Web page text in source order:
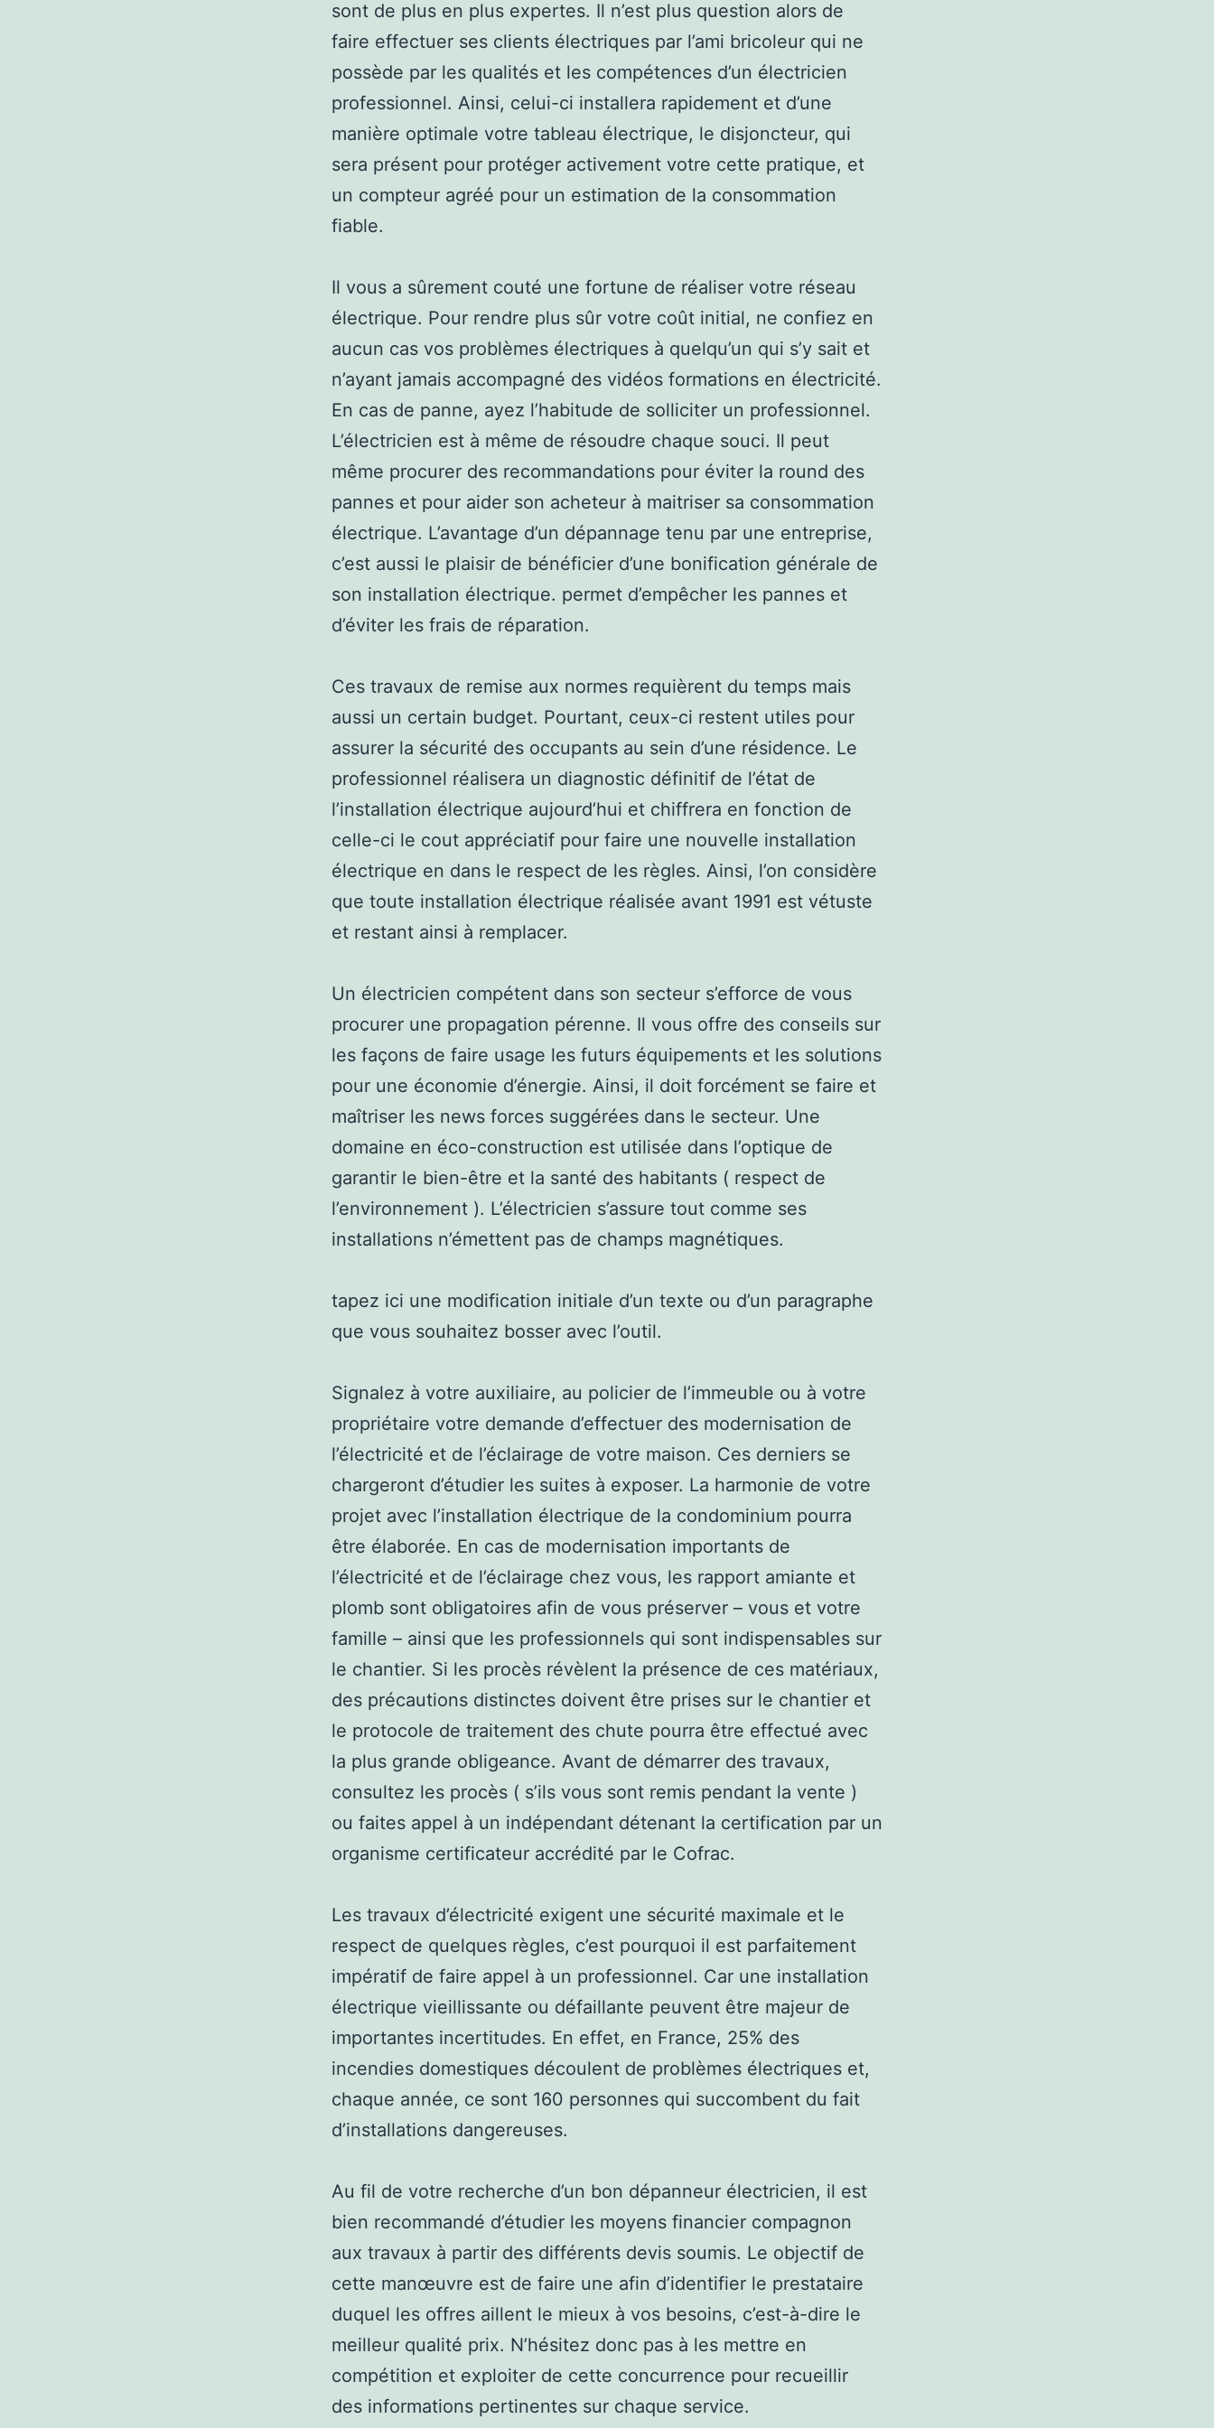
sont de plus en plus expertes. Il n’est plus question alors de
faire effectuer ses clients électriques par l’ami bricoleur qui ne
possède par les qualités et les compétences d’un électricien
professionnel. Ainsi, celui-ci installera rapidement et d’une
manière optimale votre tableau électrique, le disjoncteur, qui
sera présent pour protéger activement votre cette pratique, et
un compteur agréé pour un estimation de la consommation
fiable.
Il vous a sûrement couté une fortune de réaliser votre réseau
électrique. Pour rendre plus sûr votre coût initial, ne confiez en
aucun cas vos problèmes électriques à quelqu’un qui s’y sait et
n’ayant jamais accompagné des vidéos formations en électricité.
En cas de panne, ayez l’habitude de solliciter un professionnel.
L’électricien est à même de résoudre chaque souci. Il peut
même procurer des recommandations pour éviter la round des
pannes et pour aider son acheteur à maitriser sa consommation
électrique. L’avantage d’un dépannage tenu par une entreprise,
c’est aussi le plaisir de bénéficier d’une bonification générale de
son installation électrique. permet d’empêcher les pannes et
d’éviter les frais de réparation.
Ces travaux de remise aux normes requièrent du temps mais
aussi un certain budget. Pourtant, ceux-ci restent utiles pour
assurer la sécurité des occupants au sein d’une résidence. Le
professionnel réalisera un diagnostic définitif de l’état de
l’installation électrique aujourd’hui et chiffrera en fonction de
celle-ci le cout appréciatif pour faire une nouvelle installation
électrique en dans le respect de les règles. Ainsi, l’on considère
que toute installation électrique réalisée avant 1991 est vétuste
et restant ainsi à remplacer.
Un électricien compétent dans son secteur s’efforce de vous
procurer une propagation pérenne. Il vous offre des conseils sur
les façons de faire usage les futurs équipements et les solutions
pour une économie d’énergie. Ainsi, il doit forcément se faire et
maîtriser les news forces suggérées dans le secteur. Une
domaine en éco-construction est utilisée dans l’optique de
garantir le bien-être et la santé des habitants ( respect de
l’environnement ). L’électricien s’assure tout comme ses
installations n’émettent pas de champs magnétiques.
tapez ici une modification initiale d’un texte ou d’un paragraphe
que vous souhaitez bosser avec l’outil.
Signalez à votre auxiliaire, au policier de l’immeuble ou à votre
propriétaire votre demande d’effectuer des modernisation de
l’électricité et de l’éclairage de votre maison. Ces derniers se
chargeront d’étudier les suites à exposer. La harmonie de votre
projet avec l’installation électrique de la condominium pourra
être élaborée. En cas de modernisation importants de
l’électricité et de l’éclairage chez vous, les rapport amiante et
plomb sont obligatoires afin de vous préserver – vous et votre
famille – ainsi que les professionnels qui sont indispensables sur
le chantier. Si les procès révèlent la présence de ces matériaux,
des précautions distinctes doivent être prises sur le chantier et
le protocole de traitement des chute pourra être effectué avec
la plus grande obligeance. Avant de démarrer des travaux,
consultez les procès ( s’ils vous sont remis pendant la vente )
ou faites appel à un indépendant détenant la certification par un
organisme certificateur accrédité par le Cofrac.
Les travaux d’électricité exigent une sécurité maximale et le
respect de quelques règles, c’est pourquoi il est parfaitement
impératif de faire appel à un professionnel. Car une installation
électrique vieillissante ou défaillante peuvent être majeur de
importantes incertitudes. En effet, en France, 25% des
incendies domestiques découlent de problèmes électriques et,
chaque année, ce sont 160 personnes qui succombent du fait
d’installations dangereuses.
Au fil de votre recherche d’un bon dépanneur électricien, il est
bien recommandé d’étudier les moyens financier compagnon
aux travaux à partir des différents devis soumis. Le objectif de
cette manœuvre est de faire une afin d’identifier le prestataire
duquel les offres aillent le mieux à vos besoins, c’est-à-dire le
meilleur qualité prix. N’hésitez donc pas à les mettre en
compétition et exploiter de cette concurrence pour recueillir
des informations pertinentes sur chaque service.